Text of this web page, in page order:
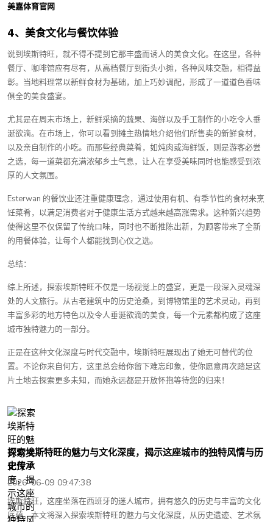
美嘉体育官网
4、美食文化与餐饮体验
说到埃斯特旺，就不得不提到它那丰盛而诱人的美食文化。在这里，各种
餐厅、咖啡馆应有尽有，从高档餐厅到街头小摊，各种风味交融，相得益
彰。当地料理常以新鲜食材为基础，加上巧妙调配，形成了一道道色香味
俱全的美食盛宴。
尤其是在周末市场上，新鲜采摘的蔬果、海鲜以及手工制作的小吃令人垂
涎欲滴。在市场上，你可以看到摊主热情地介绍他们所售卖的新鲜食材，
以及亲自制作的小吃。而那些经典菜肴，如炖肉或海鲜饭，则是游客必尝
之选，每一道菜都充满浓郁乡土气息，让人在享受美味同时也能感受到浓
厚的人文氛围。
Esterwan 的餐饮业还注重健康理念，通过使用有机、有季节性的食材来烹
饪菜肴，以满足消费者对于健康生活方式越来越高涨需求。这种新兴趋势
使得这里不仅保留了传统口味，同时也不断推陈出新，为顾客带来了全新
的用餐体验，让每个人都能找到心仪之选。
总结：
综上所述，探索埃斯特旺不仅是一场视觉上的盛宴，更是一段深入灵魂深
处的人文旅行。从古老建筑中的历史沧桑，到博物馆里的艺术灵动，再到
丰富多彩的地方特色以及令人垂涎欲滴的美食，每一个元素都构成了这座
城市独特魅力的一部分。
正是在这种文化深度与时代交融中，埃斯特旺展现出了她无可替代的位
置。不论你来自何方，这里总会给你留下难忘印象，使你愿意再次踏足这
片土地去探索更多未知，而她永远都是开放怀抱等待您的归来！
探索埃斯特旺的魅力与文化深度，揭示这座城市的独特风情与历
史传承
2026-06-09 09:47:38
埃斯特旺，这座坐落在西班牙的迷人城市，拥有悠久的历史与丰富的文化
底蕴。本文将深入探索埃斯特旺的魅力与文化深度，从历史遗迹、艺术氛